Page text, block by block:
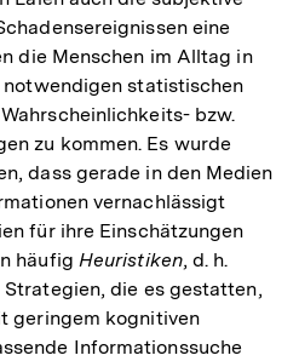
eine
die Menschen im Alltag in
statistischen
bzw.
zu kommen. Es wurde
dass gerade in den Medien
vernachlässigt
für ihre Einschätzungen
häufig Heuristiken, d. h.
die es gestatten,
geringem kognitiven
Informationssuche